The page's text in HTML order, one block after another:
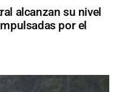
alcanzan su nivel
por el